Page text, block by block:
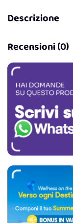
Descrizione
Recensioni (0)